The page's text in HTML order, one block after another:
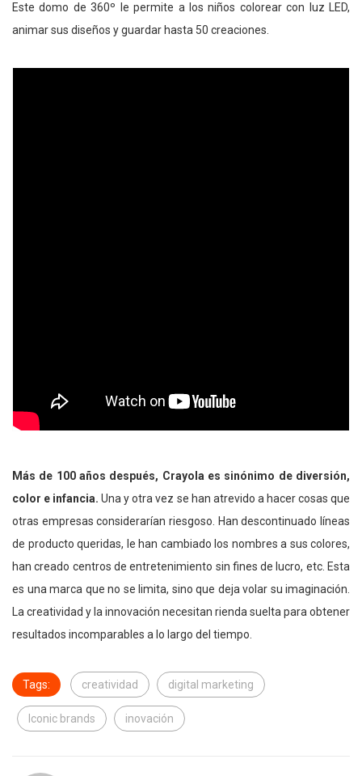
Este domo de 360º le permite a los niños colorear con luz LED,
animar sus diseños y guardar hasta 50 creaciones.
Más de 100 años después, Crayola es sinónimo de diversión,
color e infancia. Una y otra vez se han atrevido a hacer cosas que
otras empresas considerarían riesgoso. Han descontinuado líneas
de producto queridas, le han cambiado los nombres a sus colores,
han creado centros de entretenimiento sin fines de lucro, etc. Esta
es una marca que no se limita, sino que deja volar su imaginación.
La creatividad y la innovación necesitan rienda suelta para obtener
resultados incomparables a lo largo del tiempo.
Tags: creatividad digital marketing
Iconic brands inovación